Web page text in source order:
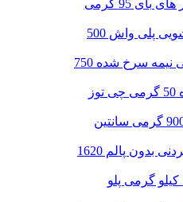
بای 95 گرمی